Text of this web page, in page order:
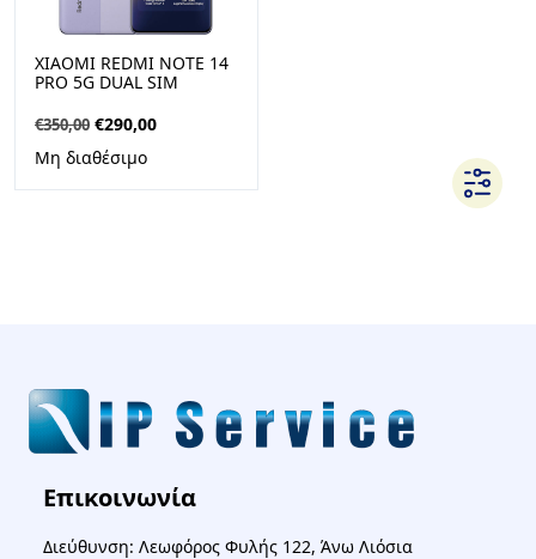
XIAOMI REDMI NOTE 14
PRO 5G DUAL SIM
PURPLE
€350,00 Original
price
was:
€350,00.
€290,00Η
είναι:
Μη διαθέσιμο
Επικοινωνία
Διεύθυνση: Λεωφόρος Φυλής 122, Άνω Λιόσια